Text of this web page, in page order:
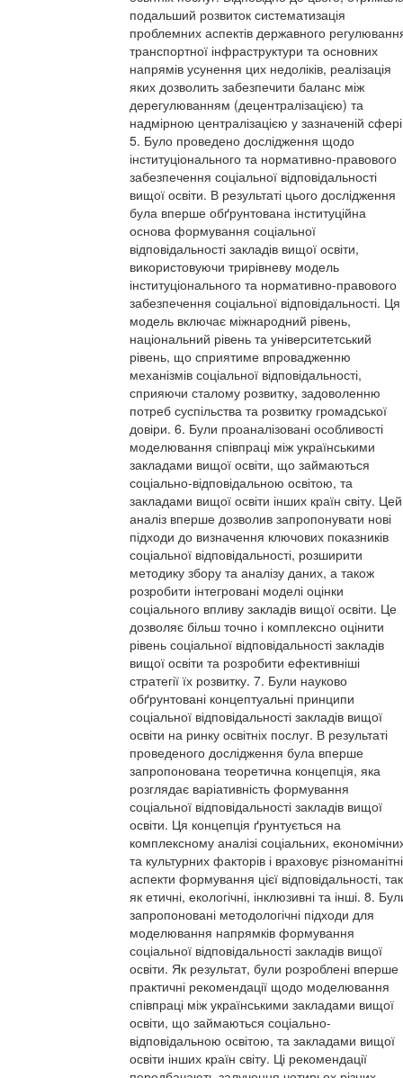
подальший розвиток систематизація
проблемних аспектів державного
транспортної інфраструктури та основних
напрямів усунення цих недоліків, реалізація
яких дозволить забезпечити баланс між
дерегулюванням (децентралізацією) та
надмірною централізацією у зазначеній
5. Було проведено дослідження щодо
інституціонального та нормативно-правового
забезпечення соціальної відповідальності
вищої освіти. В результаті цього дослідження
була вперше обґрунтована інституційна
основа формування соціальної
відповідальності закладів вищої освіти,
використовуючи трирівневу модель
інституціонального та нормативно-правового
забезпечення соціальної відповідальності. Ця
модель включає міжнародний рівень,
національний рівень та університетський
рівень, що сприятиме впровадженню
механізмів соціальної відповідальності,
сприяючи сталому розвитку, задоволенню
потреб суспільства та розвитку громадської
довіри. 6. Були проаналізовані особливості
моделювання співпраці між українськими
закладами вищої освіти, що займаються
соціально-відповідальною освітою, та
закладами вищої освіти інших країн світу. Цей
аналіз вперше дозволив запропонувати нові
підходи до визначення ключових показників
соціальної відповідальності, розширити
методику збору та аналізу даних, а також
розробити інтегровані моделі оцінки
соціального впливу закладів вищої освіти. Це
дозволяє більш точно і комплексно оцінити
рівень соціальної відповідальності закладів
вищої освіти та розробити ефективніші
стратегії їх розвитку. 7. Були науково
обґрунтовані концептуальні принципи
соціальної відповідальності закладів вищої
освіти на ринку освітніх послуг. В результаті
проведеного дослідження була вперше
запропонована теоретична концепція, яка
розглядає варіативність формування
соціальної відповідальності закладів вищої
освіти. Ця концепція ґрунтується на
комплексному аналізі соціальних,
та культурних факторів і враховує різноманітні
аспекти формування цієї відповідальності,
як етичні, екологічні, інклюзивні та інші. 8.
запропоновані методологічні підходи для
моделювання напрямків формування
соціальної відповідальності закладів вищої
освіти. Як результат, були розроблені вперше
практичні рекомендації щодо моделювання
співпраці між українськими закладами вищої
освіти, що займаються соціально-
відповідальною освітою, та закладами вищої
освіти інших країн світу. Ці рекомендації